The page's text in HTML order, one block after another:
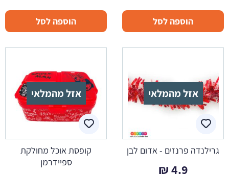
הוספה לסל הוספה לסל
אזל מהמלאי
גרילנדה פרנזים - אדום לבן
4.9
₪
אזל מהמלאי
קופסת אוכל מחולקת
ספיידרמן